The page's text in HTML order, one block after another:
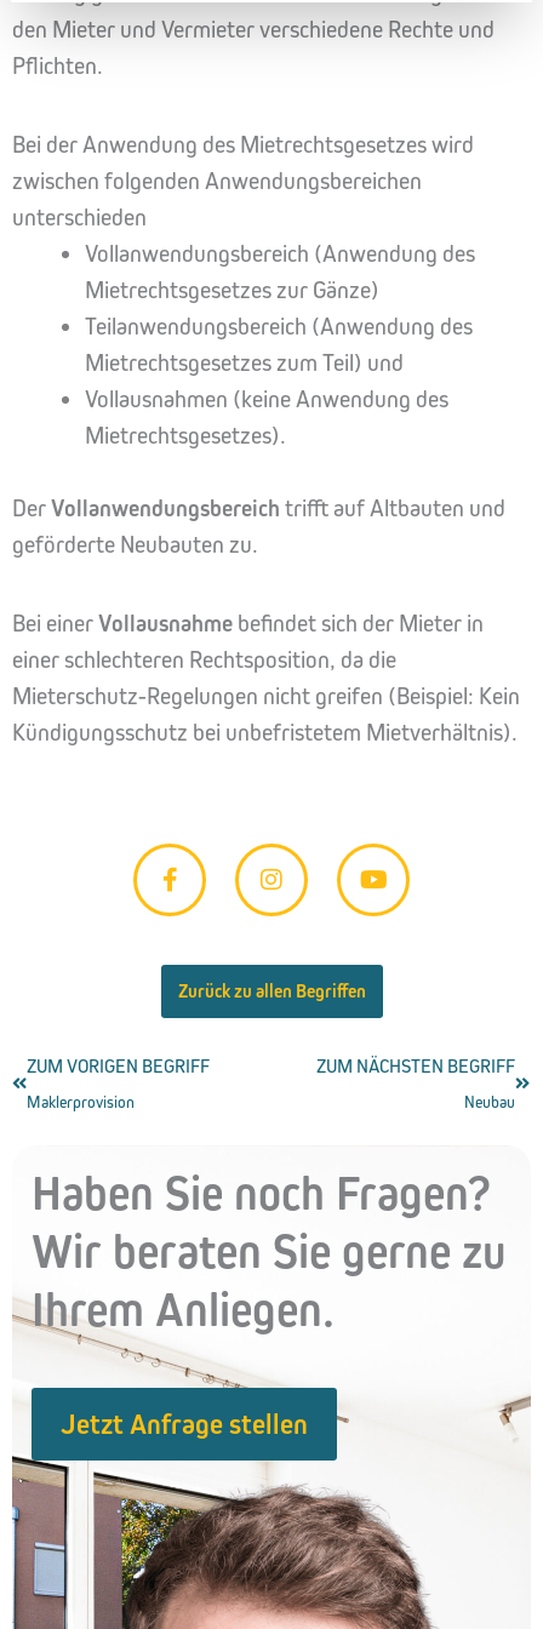
den Mieter und Vermieter verschiedene Rechte und
Pflichten.
Bei der Anwendung des Mietrechtsgesetzes wird
zwischen folgenden Anwendungsbereichen
unterschieden
Vollanwendungsbereich (Anwendung des
Mietrechtsgesetzes zur Gänze)
Teilanwendungsbereich (Anwendung des
Mietrechtsgesetzes zum Teil) und
Vollausnahmen (keine Anwendung des
Mietrechtsgesetzes).
DerVollanwendungsbereich trifft auf Altbauten und
geförderte Neubauten zu.
Bei einerVollausnahme befindet sich der Mieter in
einer schlechteren Rechtsposition, da die
Mieterschutz-Regelungen nicht greifen (Beispiel: Kein
Kündigungsschutz bei unbefristetem Mietverhältnis).
F
a
c
e
o
o
k
f
I
n
t
g
r
a
Y
o
t
b
Zurück zu allen Begriffen
Zurück
ZUM VORIGEN BEGRIFF
Maklerprovision
ZUM NÄCHSTEN BEGRIFF
Neubau
Haben Sie noch Fragen?
Wir beraten Sie gerne zu
Ihrem Anliegen.
Jetzt Anfrage stellen